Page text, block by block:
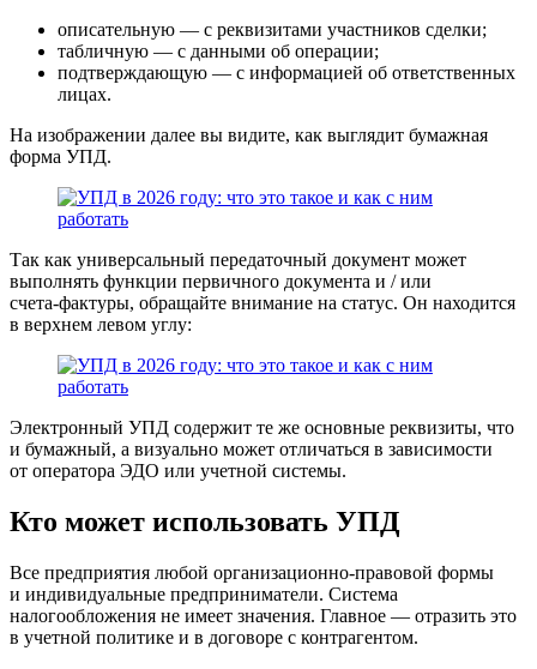
описательную — с реквизитами участников сделки;
табличную — с данными об операции;
подтверждающую — с информацией об ответственных
лицах.
На изображении далее вы видите, как выглядит бумажная
форма УПД.
Так как универсальный передаточный документ может
выполнять функции первичного документа и / или
счета‑фактуры, обращайте внимание на статус. Он находится
в верхнем левом углу:
Электронный УПД содержит те же основные реквизиты, что
и бумажный, а визуально может отличаться в зависимости
от оператора ЭДО или учетной системы.
Кто может использовать УПД
Все предприятия любой организационно-правовой формы
и индивидуальные предприниматели. Система
налогообложения не имеет значения. Главное — отразить это
в учетной политике и в договоре с контрагентом.